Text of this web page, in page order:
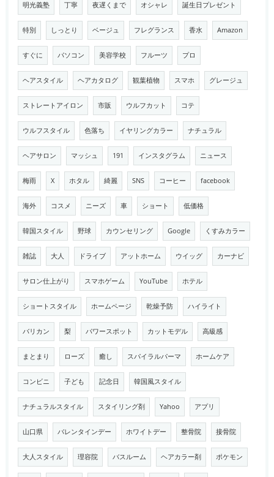
明光義塾 丁寧 夜遅くまで オシャレ 誕生日プレゼント
特別 しっとり ベージュ フレグランス 香水 Amazon
すぐに パソコン 美容学校 フルーツ プロ
ヘアスタイル ヘアカタログ 観葉植物 スマホ グレージュ
ストレートアイロン 市販 ウルフカット コテ
ウルフスタイル 色落ち イヤリングカラー ナチュラル
ヘアサロン マッシュ 191 インスタグラム ニュース
梅雨 X ホタル 綺麗 SNS コーヒー facebook
海外 コスメ ニーズ 車 ショート 低価格
韓国スタイル 野球 カウンセリング Google くすみカラー
雑誌 大人 ドライブ アットホーム ウイッグ カーナビ
サロン仕上がり スマホゲーム YouTube ホテル
ショートスタイル ホームページ 乾燥予防 ハイライト
バリカン 梨 パワースポット カットモデル 高級感
まとまり ローズ 癒し スパイラルパーマ ホームケア
コンビニ 子ども 記念日 韓国風スタイル
ナチュラルスタイル スタイリング剤 Yahoo アプリ
山口県 バレンタインデー ホワイトデー 整骨院 接骨院
大人スタイル 理容院 バスルーム ヘアカラー剤 ポケモン